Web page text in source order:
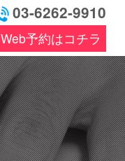
03-6262-9910
Web予約はコチラ